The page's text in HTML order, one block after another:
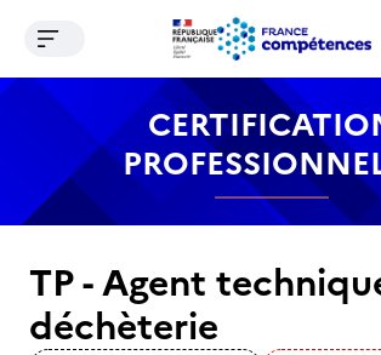
Contenu Recherche Menu
Ouvrir le menu de navigation
TP - Agent
déchèterie